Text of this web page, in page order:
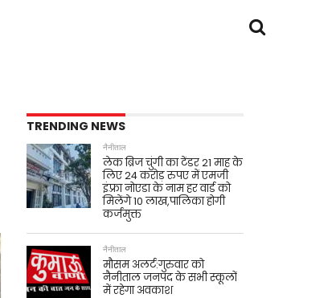
TRENDING NEWS
नैनीताल
लेक ब्रिज चुंगी का टेंडर 21 माह के
लिए 24 करोड़ रुपए में एमजी
इंफ़्रा नोएडा के नाम हर वार्ड को
मिलेंगे 10 लाख,पालिका होगी
कर्जमुक्त
नैनीताल
मौसम अलर्ट:गुरुवार को
नैनीताल जनपद के सभी स्कूलों
में रहेगा अवकाश